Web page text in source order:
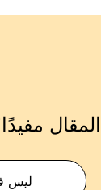
ليس